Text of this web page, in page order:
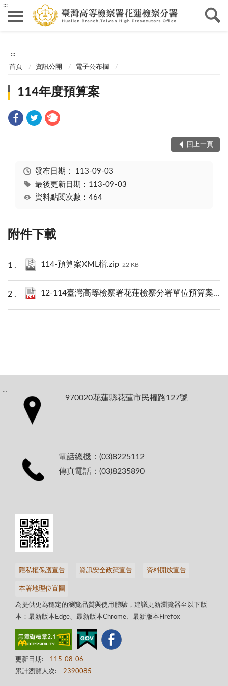
:::
:::
首頁 資訊公開 電子公布欄
114年度預算案
回上一頁
發布日期： 113-09-03
最後更新日期：113-09-03
資料點閱次數：464
附件下載
114-預算案XML檔.zip 22 KB
12-114臺灣高等檢察署花蓮檢察分署單位預算案.pdf
:::
970020花蓮縣花蓮市民權路127號
電話總機：(03)8225112
傳真電話：(03)8235890
隱私權保護宣告 資訊安全政策宣告 資料開放宣告
本署地理位置圖
為提供更為穩定的瀏覽品質與使用體驗，建議更新瀏覽器至以下版
本：最新版本Edge、最新版本Chrome、最新版本Firefox
更新日期:
115-08-06
累計瀏覽人次:
2390085